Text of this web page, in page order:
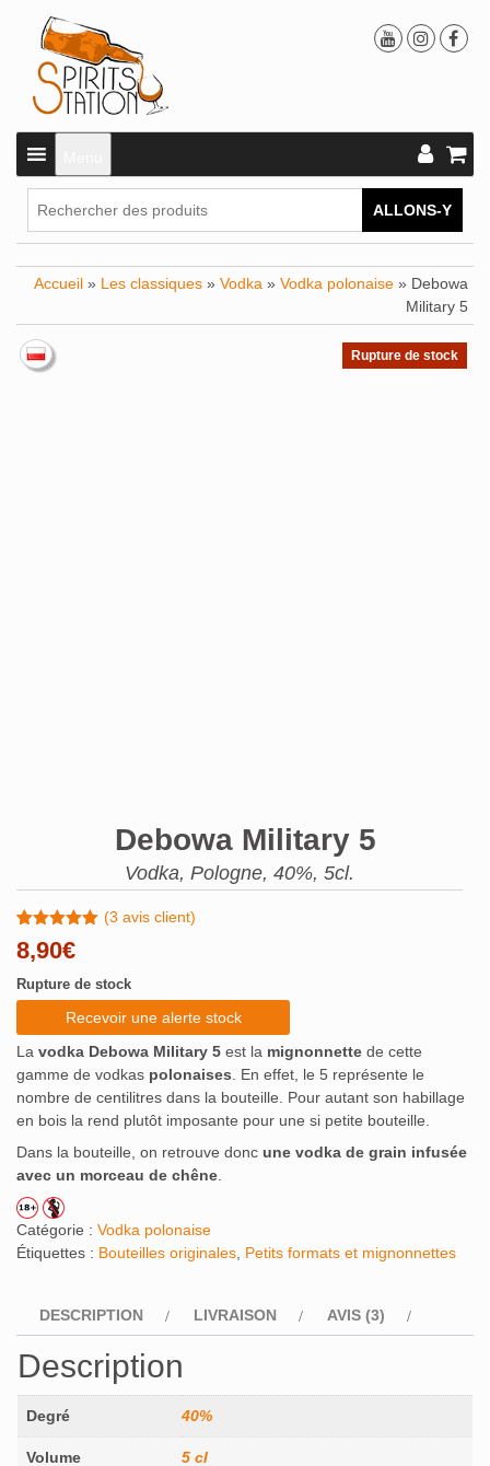
ALLONS-Y
Accueil » Les classiques » Vodka » Vodka polonaise » Debowa
Military 5
Debowa Military 5
Vodka, Pologne, 40%, 5cl.
Noté5.00
sur 5
3
notations
client
(3 avis client)
8,90€
Rupture de stock
Rupture de stock
Recevoir une alerte stock
La vodka Debowa Military 5 est la mignonnette de cette
gamme de vodkas polonaises . En effet, le 5 représente le
nombre de centilitres dans la bouteille. Pour autant son habillage
en bois la rend plutôt imposante pour une si petite bouteille.
Dans la bouteille, on retrouve donc une vodka de grain infusée
avec un morceau de chêne
Catégorie : Vodka polonaise
Étiquettes : Bouteilles originales Petits formats et mignonnettes
DESCRIPTION LIVRAISON AVIS (3)
Description
Degré 40%
Volume 5 cl